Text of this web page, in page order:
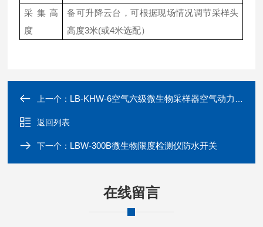
采集高
度
备可升降云台，可根据现场情况调节采样头
高度3米(或4米选配）
上一个： LB-KHW-6空气六级微生物采样器空气动力学原理
返回列表
下一个： LBW-300B微生物限度检测仪防水开关
在线留言